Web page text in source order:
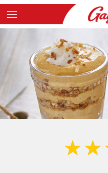
Skip
to
content
Content